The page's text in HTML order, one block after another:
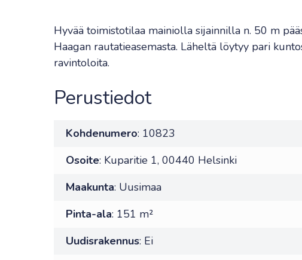
Hyvää toimistotilaa mainiolla sijainnilla n. 50 m
Haagan rautatieasemasta. Läheltä löytyy pari
ravintoloita.
Perustiedot
Kohdenumero: 10823
Osoite: Kuparitie 1, 00440 Helsinki
Maakunta: Uusimaa
Pinta-ala: 151 m²
Uudisrakennus: Ei